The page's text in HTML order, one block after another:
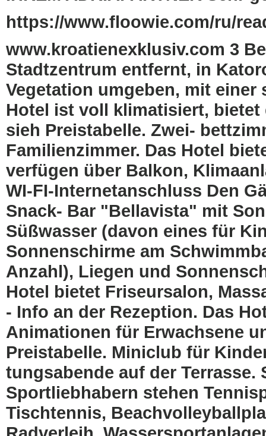
https://www.floowie.com/ru/
www.kroatienexklusiv.com 3
Stadtzentrum entfernt, in
Vegetation umgeben, mit
Hotel ist voll klimatisiert,
sieh Preistabelle. Zwei-
Familienzimmer. Das Hotel
verfügen über Balkon,
WI-FI-Internetanschluss Den
Snack- Bar "Bellavista" mit
Süßwasser (davon eines für
Sonnenschirme am
Anzahl), Liegen und
Hotel bietet Friseursalon,
- Info an der Rezeption. Das
Animationen für Erwachsene
Preistabelle. Miniclub für
tungsabende auf der
Sportliebhabern stehen
Tischtennis,